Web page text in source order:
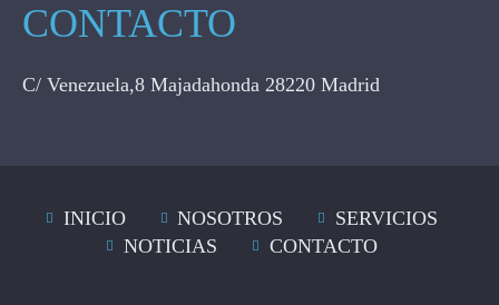
CONTACTO
C/ Venezuela,8 Majadahonda 28220 Madrid
INICIO NOSOTROS
SERVICIOS
NOTICIAS
CONTACTO